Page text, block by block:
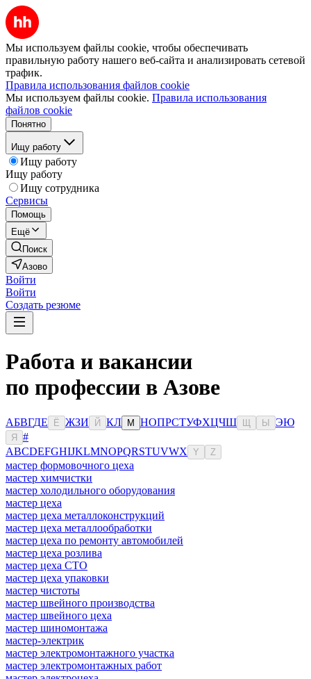
Мы используем файлы cookie, чтобы обеспечивать
правильную работу нашего веб-сайта и анализировать сетевой
трафик.
Правила использования файлов cookie
Мы используем файлы cookie. Правила использования
файлов cookie
Понятно
Ищу работу
Ищу работу
Ищу работу
Ищу сотрудника
Сервисы
Помощь
Ещё
Поиск
Азово
Войти
Войти
Создать резюме
Работа и вакансии
по профессии в Азове
АБВГДЕ Ё ЖЗИ Й КЛ М НОПРСТУФХЦЧШ Ы ЭЮ
Я
#
ABCDEFGHIJKLMNOPQRSTUVWX Y Z
мастер формовочного цеха
мастер химчистки
мастер холодильного оборудования
мастер цеха
мастер цеха металлоконструкций
мастер цеха металлообработки
мастер цеха по ремонту автомобилей
мастер цеха розлива
мастер цеха СТО
мастер цеха упаковки
мастер чистоты
мастер швейного производства
мастер швейного цеха
мастер шиномонтажа
мастер-электрик
мастер электромонтажного участка
мастер электромонтажных работ